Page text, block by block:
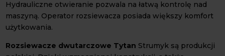
Hydrauliczne otwieranie pozwala na łatwą kontrolę nad
maszyną. Operator rozsiewacza posiada większy komfort
użytkowania.
Rozsiewacze dwutarczowe Tytan Strumyk są produkcji